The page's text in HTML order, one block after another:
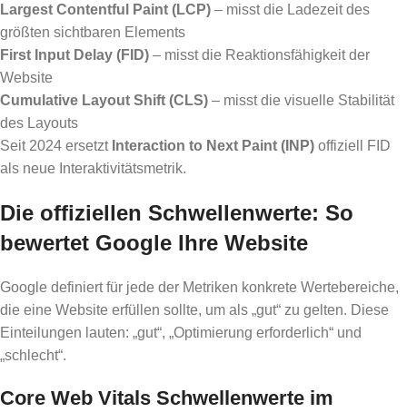
Largest Contentful Paint (LCP) – misst die Ladezeit des
größten sichtbaren Elements
First Input Delay (FID) – misst die Reaktionsfähigkeit der
Website
Cumulative Layout Shift (CLS) – misst die visuelle Stabilität
des Layouts
Seit 2024 ersetzt Interaction to Next Paint (INP) offiziell FID
als neue Interaktivitätsmetrik.
Die offiziellen Schwellenwerte: So
bewertet Google Ihre Website
Google definiert für jede der Metriken konkrete Wertebereiche,
die eine Website erfüllen sollte, um als „gut“ zu gelten. Diese
Einteilungen lauten: „gut“, „Optimierung erforderlich“ und
„schlecht“.
Core Web Vitals Schwellenwerte im